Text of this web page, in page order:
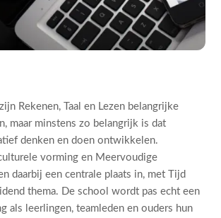
Rekenen, Taal en Lezen belangrijke
maar minstens zo belangrijk is dat
denken en doen ontwikkelen.
vorming en Meervoudige
daarbij een centrale plaats in, met Tijd
thema. De school wordt pas echt een
als leerlingen, teamleden en ouders hun